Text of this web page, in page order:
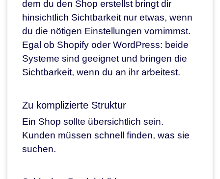
dem du den Shop erstellst bringt dir
hinsichtlich Sichtbarkeit nur etwas, wenn
du die nötigen Einstellungen vornimmst.
Egal ob Shopify oder WordPress: beide
Systeme sind geeignet und bringen die
Sichtbarkeit, wenn du an ihr arbeitest.
Zu komplizierte Struktur
Ein Shop sollte übersichtlich sein.
Kunden müssen schnell finden, was sie
suchen.